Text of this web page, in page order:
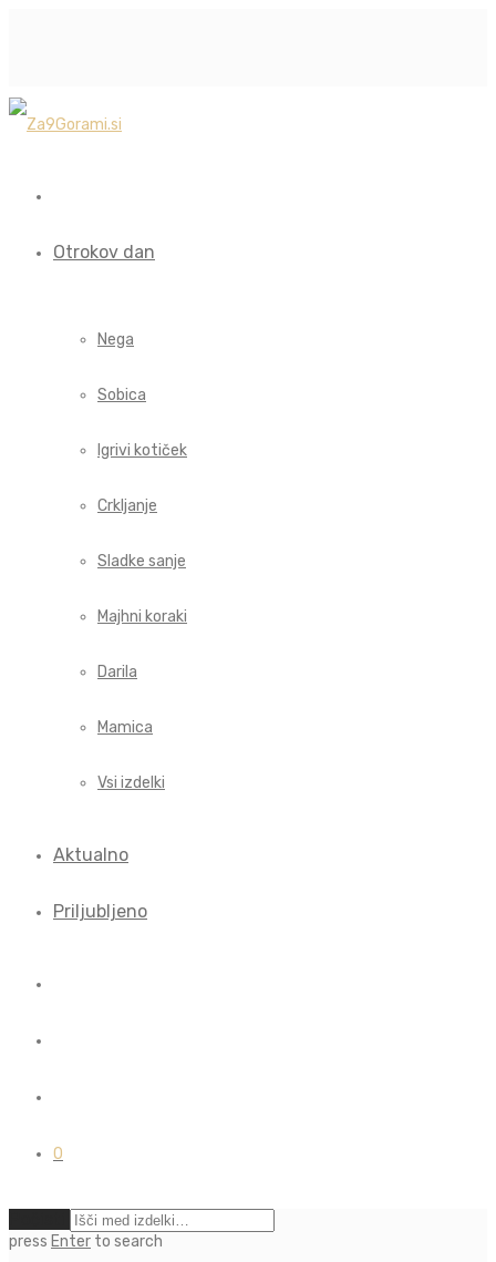
Otrokov dan
Nega
Sobica
Igrivi kotiček
Crkljanje
Sladke sanje
Majhni koraki
Darila
Mamica
Vsi izdelki
Aktualno
Priljubljeno
0
press Enter to search